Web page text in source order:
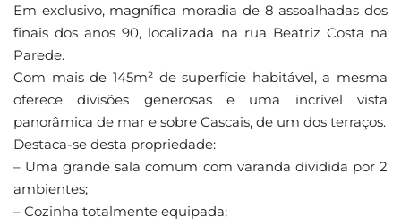
Em exclusivo, magnífica moradia de 8 assoalhadas dos
finais dos anos 90, localizada na rua Beatriz Costa na
Parede.
Com mais de 145m² de superfície habitável, a mesma
oferece divisões generosas e uma incrível vista
panorâmica de mar e sobre Cascais, de um dos terraços.
Destaca-se desta propriedade:
– Uma grande sala comum com varanda dividida por 2
ambientes;
– Cozinha totalmente equipada;